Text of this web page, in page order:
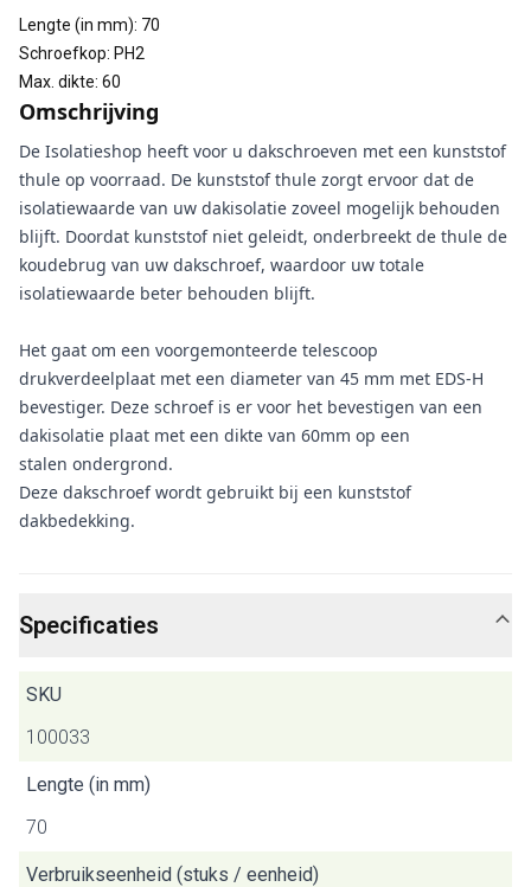
Lengte (in mm): 70
Schroefkop: PH2
Max. dikte: 60
Omschrijving
De Isolatieshop heeft voor u dakschroeven met een kunststof
thule op voorraad. De kunststof thule zorgt ervoor dat de
isolatiewaarde van uw dakisolatie zoveel mogelijk behouden
blijft. Doordat kunststof niet geleidt, onderbreekt de thule de
koudebrug van uw dakschroef, waardoor uw totale
isolatiewaarde beter behouden blijft.
Het gaat om een voorgemonteerde telescoop
drukverdeelplaat met een diameter van 45 mm met EDS-H
bevestiger. Deze schroef is er voor het bevestigen van een
dakisolatie plaat met een dikte van 60mm op een
stalen ondergrond.
Deze dakschroef wordt gebruikt bij een kunststof
dakbedekking.
Specificaties
SKU
100033
Lengte (in mm)
70
Verbruikseenheid (stuks / eenheid)